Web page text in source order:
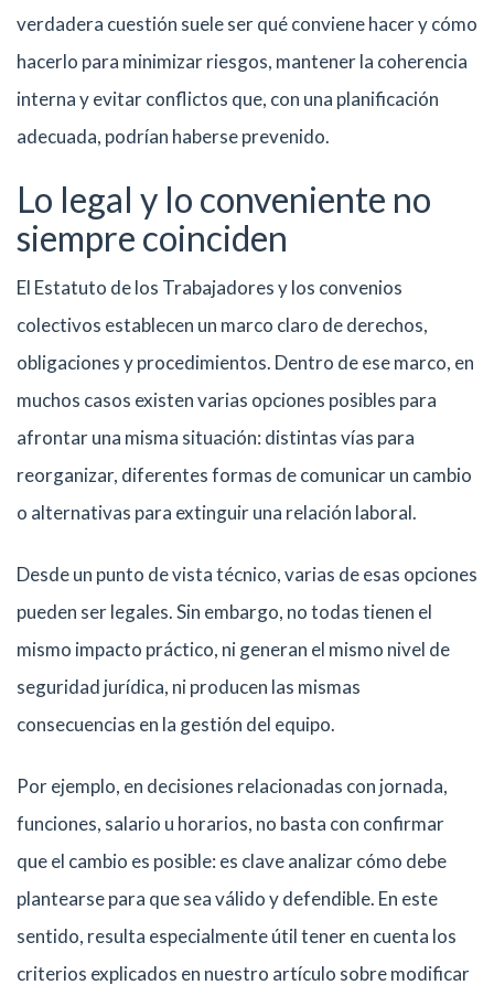
verdadera cuestión suele ser qué conviene hacer y cómo
hacerlo para minimizar riesgos, mantener la coherencia
interna y evitar conflictos que, con una planificación
adecuada, podrían haberse prevenido.
Lo legal y lo conveniente no
siempre coinciden
El Estatuto de los Trabajadores y los convenios
colectivos establecen un marco claro de derechos,
obligaciones y procedimientos. Dentro de ese marco, en
muchos casos existen varias opciones posibles para
afrontar una misma situación: distintas vías para
reorganizar, diferentes formas de comunicar un cambio
o alternativas para extinguir una relación laboral.
Desde un punto de vista técnico, varias de esas opciones
pueden ser legales. Sin embargo, no todas tienen el
mismo impacto práctico, ni generan el mismo nivel de
seguridad jurídica, ni producen las mismas
consecuencias en la gestión del equipo.
Por ejemplo, en decisiones relacionadas con jornada,
funciones, salario u horarios, no basta con confirmar
que el cambio es posible: es clave analizar cómo debe
plantearse para que sea válido y defendible. En este
sentido, resulta especialmente útil tener en cuenta los
criterios explicados en nuestro artículo sobre modificar